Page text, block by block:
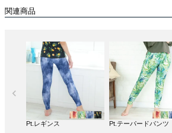
関連商品
Pt.レギンス Pt.テーパードパンツ